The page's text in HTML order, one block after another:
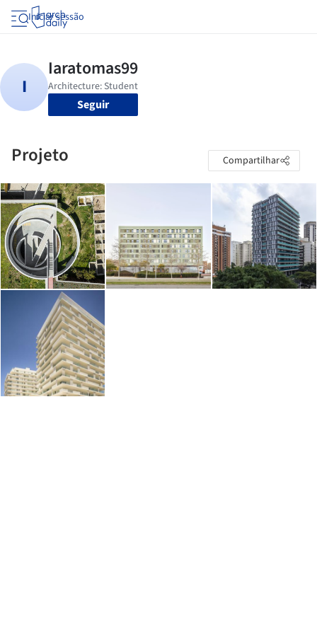
Iniciar sessão
Seguir
Projeto Compartilhar